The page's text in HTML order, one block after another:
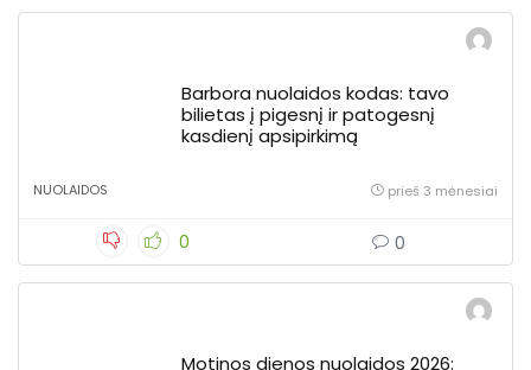
Barbora nuolaidos kodas: tavo
bilietas į pigesnį ir patogesnį
kasdienį apsipirkimą
NUOLAIDOS prieš 3 mėnesiai
0 0
Motinos dienos nuolaidos 2026: